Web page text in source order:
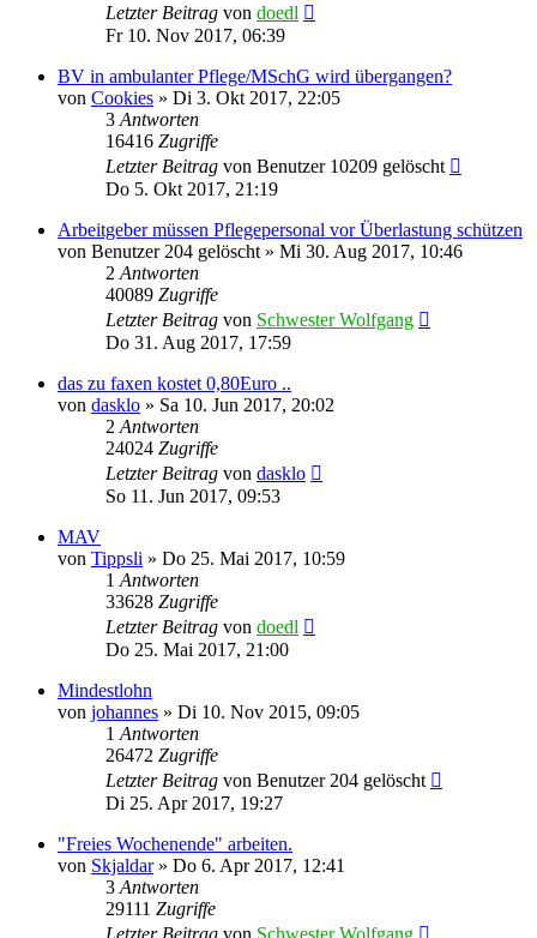
Letzter Beitrag von doedl
Fr 10. Nov 2017, 06:39
BV in ambulanter Pflege/MSchG wird übergangen?
von Cookies » Di 3. Okt 2017, 22:05
3 Antworten
16416 Zugriffe
Letzter Beitrag von Benutzer 10209 gelöscht
Do 5. Okt 2017, 21:19
Arbeitgeber müssen Pflegepersonal vor Überlastung schützen
von Benutzer 204 gelöscht » Mi 30. Aug 2017, 10:46
2 Antworten
40089 Zugriffe
Letzter Beitrag von Schwester Wolfgang
Do 31. Aug 2017, 17:59
das zu faxen kostet 0,80Euro ..
von dasklo » Sa 10. Jun 2017, 20:02
2 Antworten
24024 Zugriffe
Letzter Beitrag von dasklo
So 11. Jun 2017, 09:53
MAV
von Tippsli » Do 25. Mai 2017, 10:59
1 Antworten
33628 Zugriffe
Letzter Beitrag von doedl
Do 25. Mai 2017, 21:00
Mindestlohn
von johannes » Di 10. Nov 2015, 09:05
1 Antworten
26472 Zugriffe
Letzter Beitrag von Benutzer 204 gelöscht
Di 25. Apr 2017, 19:27
"Freies Wochenende" arbeiten.
von Skjaldar» Do 6. Apr 2017, 12:41
3 Antworten
29111 Zugriffe
Letzter Beitrag von Schwester Wolfgang